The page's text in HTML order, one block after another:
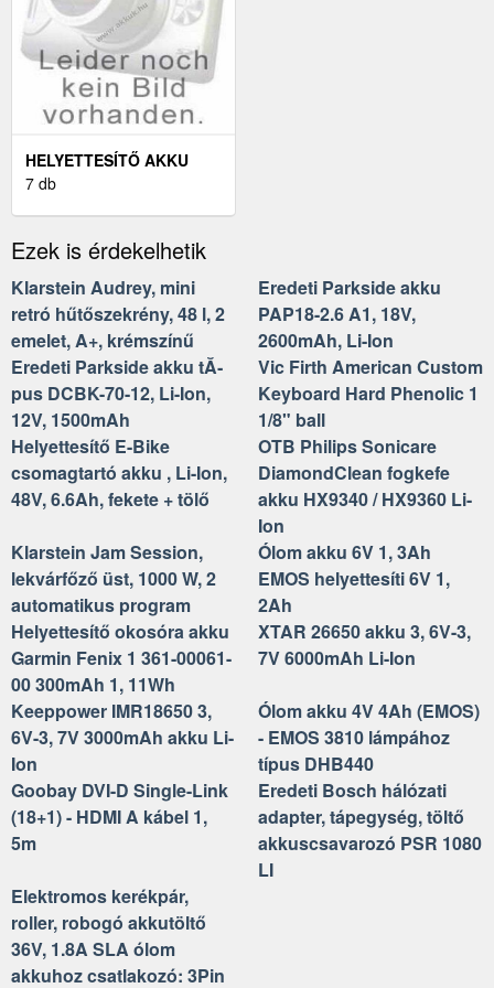
HELYETTESÍTŐ AKKU
ORANGE SPV E200 SV16A
7 db
Ezek is érdekelhetik
Klarstein Audrey, mini
retró hűtőszekrény, 48 l, 2
emelet, A+, krémszínű
Eredeti Parkside akku
PAP18-2.6 A1, 18V,
2600mAh, Li-Ion
Eredeti Parkside akku tĂ­
pus DCBK-70-12, Li-Ion,
12V, 1500mAh
Vic Firth American Custom
Keyboard Hard Phenolic 1
1/8" ball
Helyettesítő E-Bike
csomagtartó akku , Li-Ion,
48V, 6.6Ah, fekete + tölő
OTB Philips Sonicare
DiamondClean fogkefe
akku HX9340 / HX9360 Li-
Ion
Klarstein Jam Session,
lekvárfőző üst, 1000 W, 2
automatikus program
Ólom akku 6V 1, 3Ah
EMOS helyettesíti 6V 1,
2Ah
Helyettesítő okosóra akku
Garmin Fenix 1 361-00061-
00 300mAh 1, 11Wh
XTAR 26650 akku 3, 6V-3,
7V 6000mAh Li-Ion
Keeppower IMR18650 3,
6V-3, 7V 3000mAh akku Li-
Ion
Ólom akku 4V 4Ah (EMOS)
- EMOS 3810 lámpához
típus DHB440
Goobay DVI-D Single-Link
(18+1) - HDMI A kábel 1,
5m
Eredeti Bosch hálózati
adapter, tápegység, töltő
akkuscsavarozó PSR 1080
LI
Elektromos kerékpár,
roller, robogó akkutöltő
36V, 1.8A SLA ólom
akkuhoz csatlakozó: 3Pin